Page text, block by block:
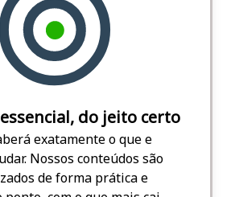
do jeito certo
exatamente o que e
Nossos conteúdos são
de forma prática e